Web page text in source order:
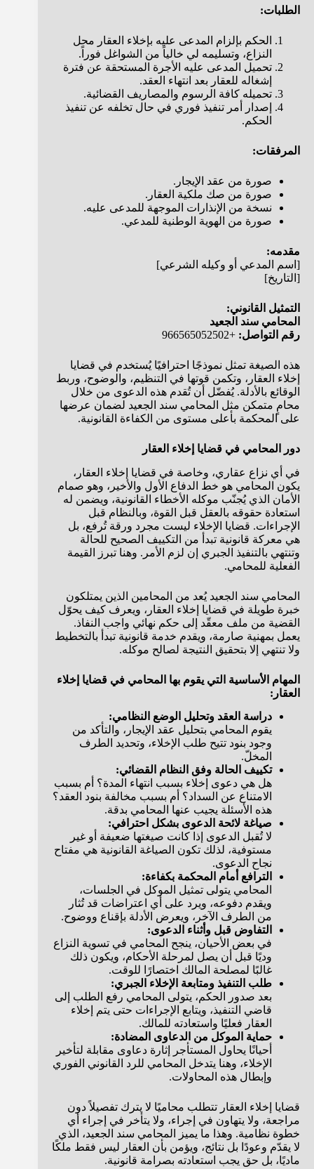
الطلبات:
الحكم بإلزام المدعى عليه بإخلاء العقار محل
النزاع، وتسليمه لي خالياً من الشواغل فوراً.
تحميل المدعى عليه الأجرة المستحقة عن فترة
إشغاله للعقار بعد انتهاء العقد.
تحميله كافة الرسوم والمصاريف القضائية.
إصدار أمر تنفيذ فوري في حال تخلفه عن تنفيذ
الحكم.
المرفقات:
صورة من عقد الإيجار.
صورة من صك ملكية العقار.
نسخة من الإنذارات الموجهة للمدعى عليه.
صورة من الهوية الوطنية للمدعي.
مقدمه:
[اسم المدعي أو وكيله الشرعي]
[التاريخ]
التمثيل القانوني:
المحامي سند الجعيد
رقم التواصل: +966565052502
هذه الصيغة تمثل نموذجًا احترافيًا يُستخدم في قضايا
إخلاء العقار، وتكمن قوتها في التنظيم، والوضوح، وربط
الوقائع بالأدلة. يُفضّل أن تُقدم هذه الدعوى من خلال
محامٍ متمكن مثل المحامي سند الجعيد لضمان عرضها
على المحكمة بأعلى مستوى من الكفاءة القانونية.
دور المحامي في قضايا إخلاء العقار
في أي نزاع عقاري، وخاصة في قضايا إخلاء العقار،
يكون المحامي هو خط الدفاع الأول والأخير، وهو صمام
الأمان الذي يُجنّب موكله الأخطاء القانونية، ويضمن له
استعادة حقوقه بالعقل قبل القوة، وبالنظام قبل
الإجراءات. قضايا الإخلاء ليست مجرد ورقة تُرفع، بل
هي معركة قانونية تبدأ من التكييف الصحيح للحالة
وتنتهي بالتنفيذ الجبري إن لزم الأمر. وهنا تبرز القيمة
الفعلية للمحامي.
المحامي سند الجعيد يُعد من المحامين الذين يمتلكون
خبرة طويلة في قضايا إخلاء العقار، ويعرف كيف يحوّل
القضية من ملف معقّد إلى حكم نهائي واجب النفاذ.
يعمل بمهنية صارمة، ويقدم خدمة قانونية تبدأ بالتخطيط
ولا تنتهي إلا بتحقيق النتيجة لصالح موكله.
المهام الأساسية التي يقوم بها المحامي في قضايا إخلاء
العقار:
دراسة العقد وتحليل الوضع النظامي:
يقوم المحامي بتحليل عقد الإيجار، والتأكد من
وجود بنود تتيح طلب الإخلاء، وتحديد الطرف
المخلّ.
تكييف الحالة وفق النظام القضائي:
هل هي دعوى إخلاء بسبب انتهاء المدة؟ أم بسبب
الامتناع عن السداد؟ أم بسبب مخالفة بنود العقد؟
هذه الأسئلة يجيب عنها المحامي بدقة.
صياغة لائحة الدعوى بشكل احترافي:
لا تُقبل الدعوى إذا كانت صيغتها ضعيفة أو غير
مستوفية، لذلك تكون الصياغة القانونية هي مفتاح
نجاح الدعوى.
الترافع أمام المحكمة بكفاءة:
المحامي يتولى تمثيل الموكل في الجلسات،
ويقدم دفوعه، ويرد على أي اعتراضات قد تُثار
من الطرف الآخر، ويعرض الأدلة بإقناع ووضوح.
التفاوض قبل وأثناء الدعوى:
في بعض الأحيان، ينجح المحامي في تسوية النزاع
وديًا قبل أن يصل لمرحلة الأحكام، ويكون ذلك
غالبًا لمصلحة المالك اختصارًا للوقت.
طلب التنفيذ ومتابعة الإخلاء الجبري:
بعد صدور الحكم، يتولى المحامي رفع الطلب إلى
قاضي التنفيذ، ويتابع الإجراءات حتى يتم إخلاء
العقار فعليًا واستعادته للمالك.
حماية الموكل من الدعاوى المضادة:
أحيانًا يحاول المستأجر إثارة دعاوى مقابلة لتأخير
الإخلاء، وهنا يتدخل المحامي للرد القانوني الفوري
وإبطال هذه المحاولات.
قضايا إخلاء العقار تتطلب محاميًا لا يترك تفصيلاً دون
مراجعة، ولا يتهاون في إجراء، ولا يتأخر في إجراء أي
خطوة نظامية. وهذا ما يميز المحامي سند الجعيد، الذي
لا يقدّم وعودًا بل نتائج، ويؤمن بأن العقار ليس فقط ملكًا
ماديًا، بل حق يجب استعادته بصرامة قانونية.